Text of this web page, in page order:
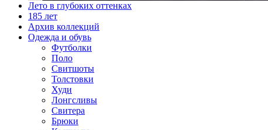
Лето в глубоких оттенках
185 лет
Архив коллекций
Одежда и обувь
Футболки
Поло
Свитшоты
Толстовки
Худи
Лонгсливы
Свитера
Брюки